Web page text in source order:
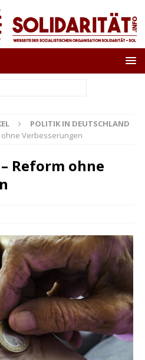
POLITIK IN DEUTSCHLAND
Verbesserungen
Reform ohne